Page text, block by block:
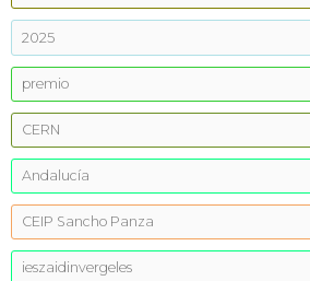
2025
premio
CERN
Andalucía
CEIP Sancho Panza
ieszaidinvergeles